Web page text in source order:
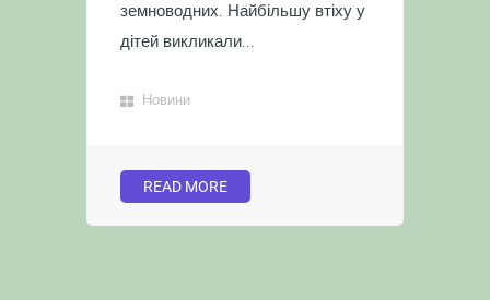
земноводних. Найбільшу втіху у
дітей викликали...
Новини
READ MORE